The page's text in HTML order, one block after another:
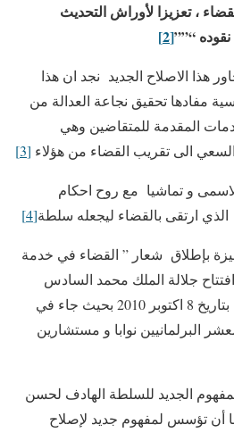
، تعزيزا لأوراش التحديث
“””
[2]
هذا الاصلاح الجديد نجد ان هذا
مفادها تحقيق نجاعة العدالة من
المقدمة للمتقاضين وهي
الى تقريب القضاء من هؤلاء [3]
و تماشيا مع روح احكام
[4]
بإطلاق شعار ” القضاء في خدمة
جلالة الملك محمد السادس
اعزه الله للدورة التشريعية بتاريخ 8 اكتوبر 2010 بحيث جاء في
البرلمانيين نوابا و مستشارين
الجديد للسلطة الهادف لحسن
أن تؤسس لمفهوم جديد لإصلاح